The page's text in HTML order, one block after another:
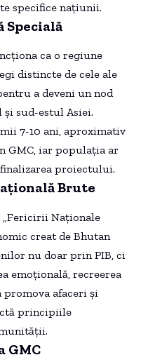
specifice națiunii.
ca o regiune
distincte de cele ale
a deveni un nod
și sud-estul Asiei.
7-10 ani, aproximativ
GMC, iar populația ar
proiectului.
Brute
„Fericirii Naționale
creat de Bhutan
nu doar prin PIB, ci
emoțională, recreerea
afaceri și
principiile
GMC